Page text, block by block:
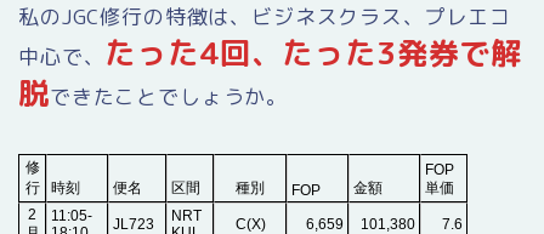
私のJGC修行の特徴は、ビジネスクラス、プレエコ
中心で、 たった4回、 たった3発券で解
脱できたことでしょうか。
修
行
時刻 便名 区間 種別 FOP 金額
FOP
単価
2
11:05-
JL723
NRT
C(X) 6,659 101,380 7.6